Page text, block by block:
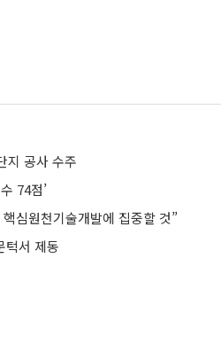
지 공사 수주
74점’
심원천기술개발에 집중할 것”
서 제동